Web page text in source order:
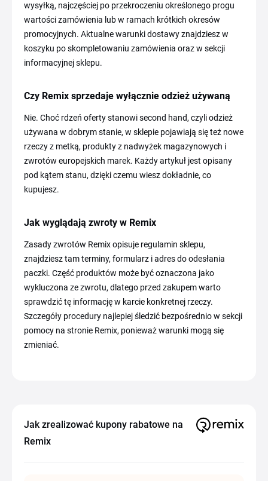
wysyłką, najczęściej po przekroczeniu określonego progu
wartości zamówienia lub w ramach krótkich okresów
promocyjnych. Aktualne warunki dostawy znajdziesz w
koszyku po skompletowaniu zamówienia oraz w sekcji
informacyjnej sklepu.
Czy Remix sprzedaje wyłącznie odzież używaną
Nie. Choć rdzeń oferty stanowi second hand, czyli odzież
używana w dobrym stanie, w sklepie pojawiają się też nowe
rzeczy z metką, produkty z nadwyżek magazynowych i
zwrotów europejskich marek. Każdy artykuł jest opisany
pod kątem stanu, dzięki czemu wiesz dokładnie, co
kupujesz.
Jak wyglądają zwroty w Remix
Zasady zwrotów Remix opisuje regulamin sklepu,
znajdziesz tam terminy, formularz i adres do odesłania
paczki. Część produktów może być oznaczona jako
wykluczona ze zwrotu, dlatego przed zakupem warto
sprawdzić tę informację w karcie konkretnej rzeczy.
Szczegóły procedury najlepiej śledzić bezpośrednio w sekcji
pomocy na stronie Remix, ponieważ warunki mogą się
zmieniać.
Jak zrealizować kupony rabatowe na
Remix